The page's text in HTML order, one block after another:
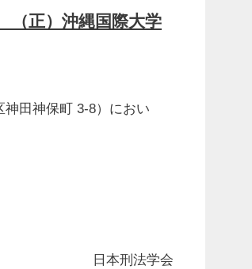
（正）沖縄国際大学
田神保町 3-8）におい
日本刑法学会